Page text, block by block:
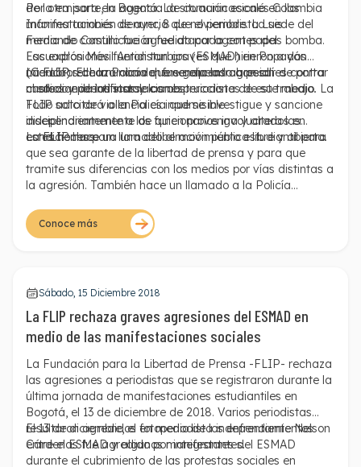
de la emisora en Bogotá. La situación escaló en las
manifestaciones de ayer, 8 de noviembre. La sede del
medio de comunicación fue atacada con papas bomba.
Las explosiones fueron tan graves que hirieron a dos
miembros de la Policía que se encontraban allí
custodiando las instalaciones.
Por otra parte, la agencia de comunicaciones Colombia
Informa tambiéndenuncióque el periodista Luis
Fernando Castillo fue agredido por agentes del
Escuadrón Móvil Antidisturbios (ESMAD) en Popayán
(Cauca). El comunicador fue golpeado a pesar de portar
chaleco e identificarse como periodista de este medio. La
FLIP solicitará a la Policía que se investigue y sancione
disciplinariamente a los funcionarios involucrados en
estos hechos.
La FLIP rechaza con vehemencia las agresiones contra
medios y periodistas y las obstrucciones de su trabajo.
Todo acto de violencia es inadmisible
independientemente de quien provenga y altera las
condiciones para una deliberación pública libre y abierta.
La FLIP hace un llamado al movimiento estudiantil para
que sea garante de la libertad de prensa y para que
tramite sus diferencias con los medios por vías distintas a
la agresión. También hace un llamado a la Policía
agredieron y obstruyeron el trabajo de la prensa y tome
las medidas disciplinarias correspondientes.
Conoce más
Sábado, 15 Diciembre 2018
La FLIP rechaza graves agresiones del ESMAD en
medio de las manifestaciones sociales
La Fundación para la Libertad de Prensa -FLIP- rechaza
las agresiones a periodistas que se registraron durante la
última jornada de manifestaciones estudiantiles en
Bogotá, el 13 de diciembre de 2018. Varios periodistas
resultaron agredidos en medio de los enfrentamientos
entre el ESMAD y algunos manifestantes.
El 13 de diciembre, el fotoperiodista independiente Nelson
Cárdenas fue agredido por integrantes del ESMAD
durante el cubrimiento de las protestas sociales en